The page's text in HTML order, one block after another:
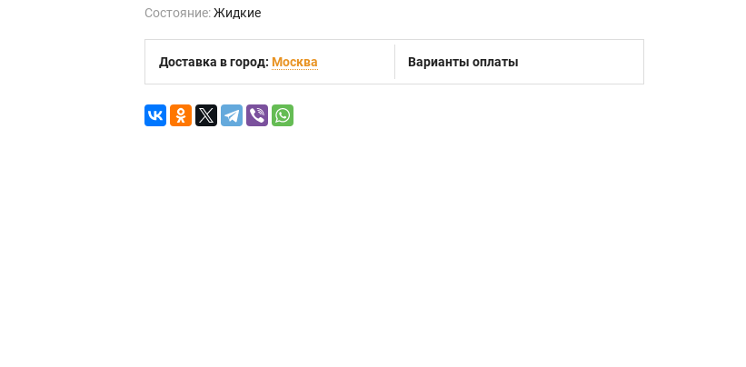
Состояние:Жидкие
Доставка в город: Москва Варианты оплаты